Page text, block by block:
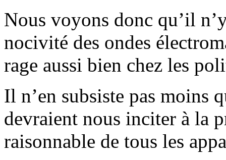
Nous voyons donc qu’il
nocivité des ondes
rage aussi bien chez les
Il n’en subsiste pas moins
devraient nous inciter à la
raisonnable de tous les